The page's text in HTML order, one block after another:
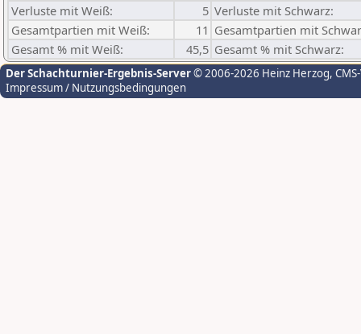
Verluste mit Weiß:
5 Verluste mit Schwarz:
Gesamtpartien mit Weiß:
11 Gesamtpartien mit
Gesamt % mit Weiß:
45,5 Gesamt % mit Schwarz:
Der Schachturnier-Ergebnis-Server© 2006-2026 Heinz Herzog,
Impressum / Nutzungsbedingungen